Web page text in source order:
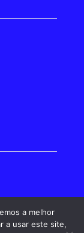
a melhor
a usar este site,